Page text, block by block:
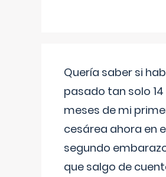
Quería saber si
pasado tan solo 14
meses de mi
cesárea ahora en
segundo
que salgo de